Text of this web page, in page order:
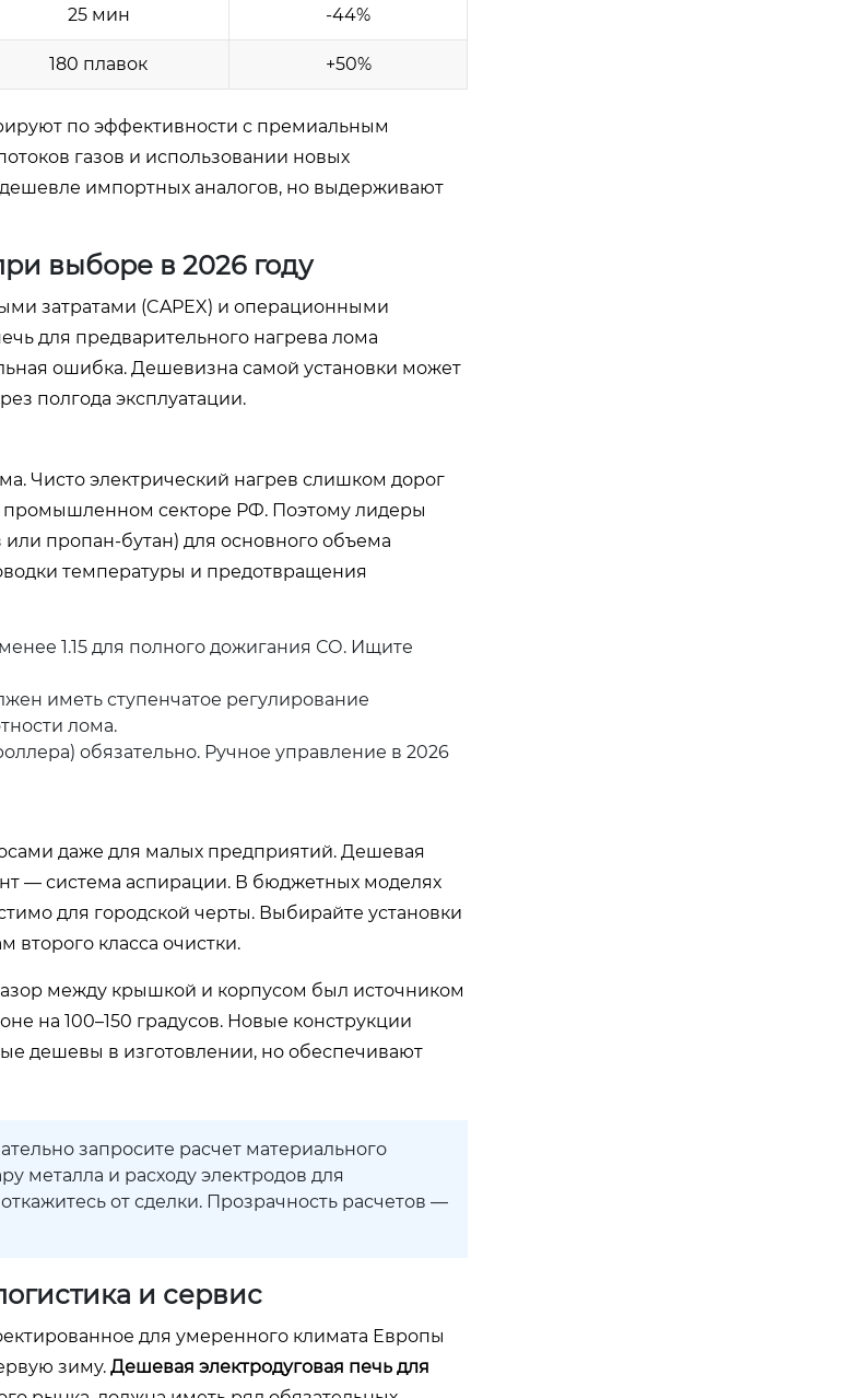
25 мин -44%
180 плавок +50%
по эффективности с премиальным
газов и использовании новых
импортных аналогов, но выдерживают
выборе в 2026 году
затратами (CAPEX) и операционными
для предварительного нагрева лома
ошибка. Дешевизна самой установки может
полгода эксплуатации.
Чисто электрический нагрев слишком дорог
промышленном секторе РФ. Поэтому лидеры
пропан-бутан) для основного объема
температуры и предотвращения
1.15 для полного дожигания СО. Ищите
иметь ступенчатое регулирование
лома.
обязательно. Ручное управление в 2026
даже для малых предприятий. Дешевая
— система аспирации. В бюджетных моделях
для городской черты. Выбирайте установки
класса очистки.
между крышкой и корпусом был источником
на 100–150 градусов. Новые конструкции
дешевы в изготовлении, но обеспечивают
запросите расчет материального
металла и расходу электродов для
от сделки. Прозрачность расчетов —
и сервис
для умеренного климата Европы
зиму. Дешевая электродуговая печь для